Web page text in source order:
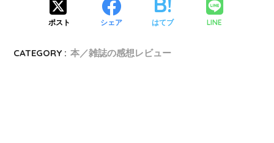
ポスト シェア はてブ LINE
CATEGORY : 本／雑誌の感想レビュー